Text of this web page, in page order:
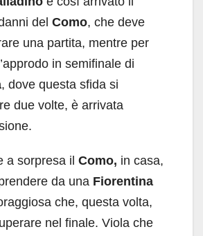
del Como, che deve
una partita, mentre per
in semifinale di
, dove questa sfida si
due volte, è arrivata
a sorpresa il Como, in casa,
da una Fiorentina
che, questa volta,
nel finale. Viola che